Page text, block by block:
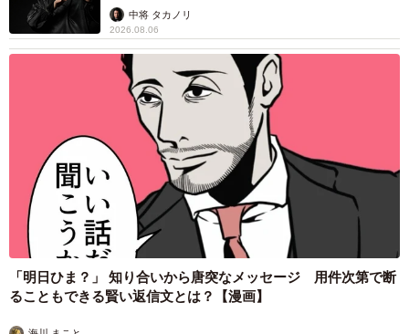
未熟」中将 タカノリ
2026.08.06
「明日ひま？」 知り合いから唐突なメッセージ 用件次第で断
ることもできる賢い返信文とは？【漫画】